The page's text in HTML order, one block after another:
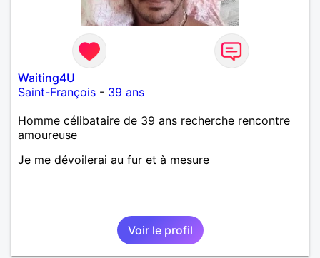
Waiting4U
Saint-François - 39 ans
Homme célibataire de 39 ans recherche rencontre
amoureuse
Je me dévoilerai au fur et à mesure
Voir le profil